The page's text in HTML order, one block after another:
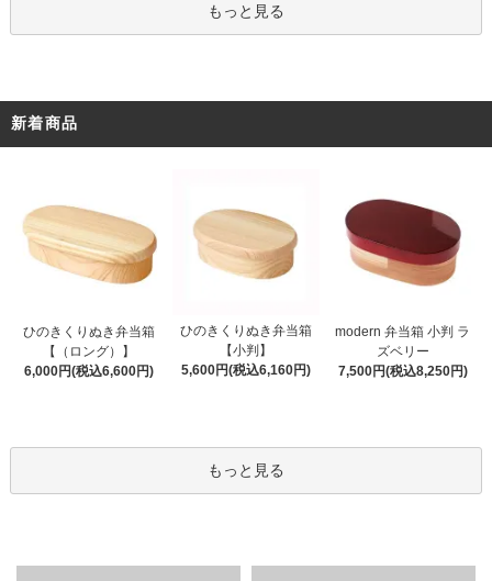
もっと見る
新着商品
ひのきくりぬき弁当箱
【（ロング）】
6,000円(税込6,600円)
ひのきくりぬき弁当箱
【小判】
5,600円(税込6,160円)
modern 弁当箱 小判 ラ
ズベリー
7,500円(税込8,250円)
もっと見る